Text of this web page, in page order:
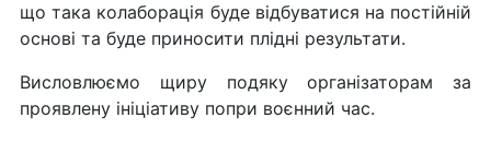
що така колаборація буде відбуватися на постійній
основі та буде приносити плідні результати.
Висловлюємо щиру подяку організаторам за
проявлену ініціативу попри воєнний час.